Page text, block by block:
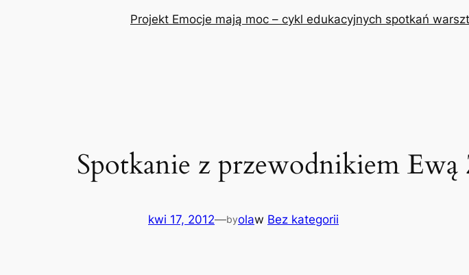
Projekt Emocje mają moc – cykl edukacyjnych spotkań
Spotkanie z przewodnikiem Ewą
kwi 17, 2012—byolaw Bez kategorii